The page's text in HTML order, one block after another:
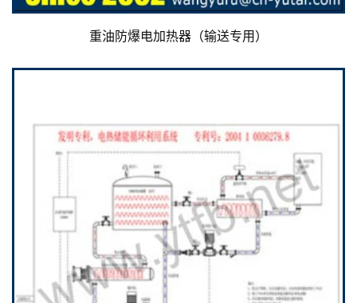
重油防爆电加热器（输送专用）